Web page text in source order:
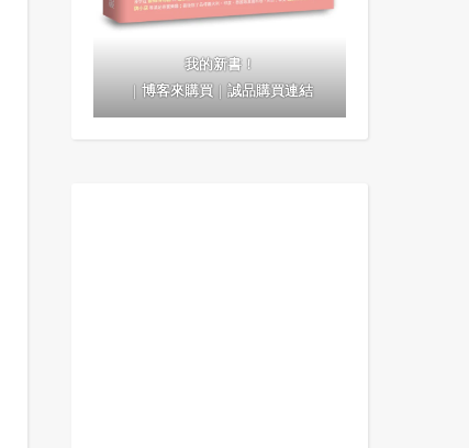
我的新書！
｜博客來購買｜誠品購買連結